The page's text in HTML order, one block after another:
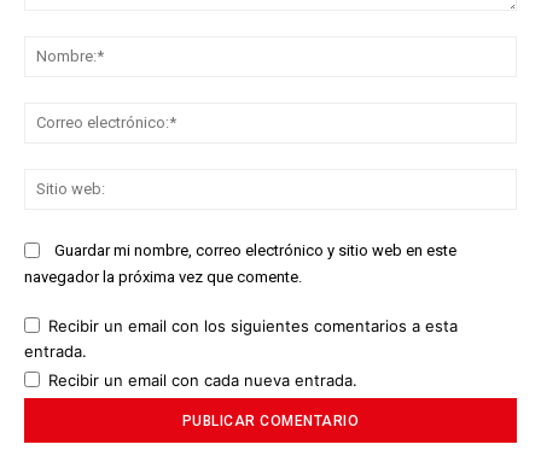
Guardar mi nombre, correo electrónico y sitio web en este
navegador la próxima vez que comente.
Recibir un email con los siguientes comentarios a esta
entrada.
Recibir un email con cada nueva entrada.